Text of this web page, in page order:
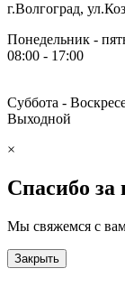
г.Волгоград,
Понедельник -
08:00 - 17:00
Суббота -
Выходной
×
Спасибо за
Мы свяжемся с
Закрыть